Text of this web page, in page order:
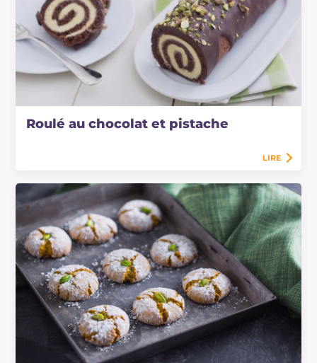
Roulé au chocolat et pistache
LIRE